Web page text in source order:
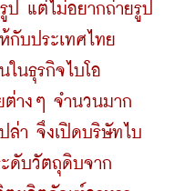
ป แต่ไม่อยากถ่ายรูป
กับประเทศไทย
นธุรกิจไบโอ
ต่างๆ จำนวนมาก
ล่า จึงเปิดบริษัทไบ
ดับวัตถุดิบจาก